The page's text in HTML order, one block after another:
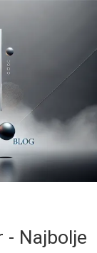
- Najbolje